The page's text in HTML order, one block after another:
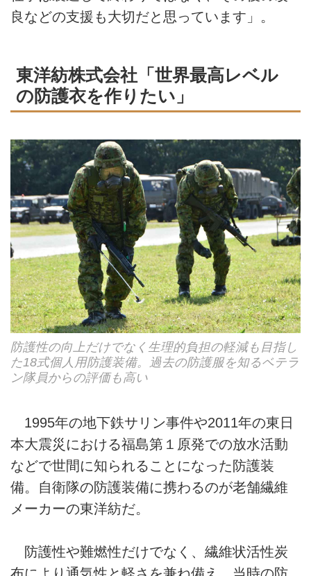
良などの支援も大切だと思っています」。
東洋紡株式会社「世界最高レベル
の防護衣を作りたい」
防護性の向上だけでなく生理的負担の軽減も目指し
た18式個人用防護装備。過去の防護服を知るベテラ
ン隊員からの評価も高い
1995年の地下鉄サリン事件や2011年の東日
本大震災における福島第１原発での放水活動
などで世間に知られることになった防護装
備。自衛隊の防護装備に携わるのが老舗繊維
メーカーの東洋紡だ。
防護性や難燃性だけでなく、繊維状活性炭